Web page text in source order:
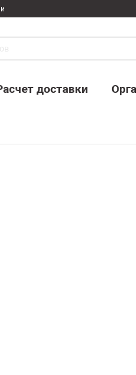
доставки